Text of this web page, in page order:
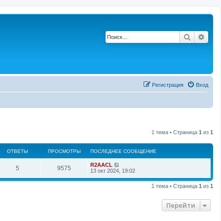
Поиск
Вход
Регистрация
1 тема • Страница 1 из 1
ОТВЕТЫ ПРОСМОТРЫ ПОСЛЕДНЕЕ СООБЩЕНИЕ
5О
т
9575
р
П
о
л
R2AACL
13 окт 2024, 19:02
1 тема • Страница 1 из 1
Перейти